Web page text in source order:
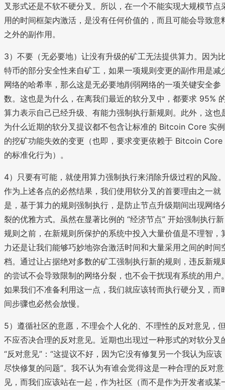
叉形式还是不软不硬分叉。所以，在一个不能实现大规模节点
用的时间框架内激活，是没有任何价值的，而且可能会导致意
之外的副作用。
3）不要（无必要地）让没有升级的矿工无法提供算力。因为
特币的部分安全性来自矿工，如果一项规则变更的副作用是减
网络的哈希率，那么这是无必要地削弱网络的一项关键安全参
数。这也是为什么，在离我们最近的软分叉中，都要求 95%
算力表示自己已经升级、有能力强制执行新规则。此外，这也
为什么近期的软分叉提议都不包含让标准的 Bitcoin Core 实例
的挖矿功能失效的变更（也即，要求变更依赖于 Bitcoin Core
的标准化行为）。
4）只要有可能，就使用算力强制执行来消除升级过程的风险
作为上述各点的必然结果，我们使用软分叉的首要理由之一就
是，基于算力的规则强制执行，是防止节点升级期间出现网络
裂的优雅方式。虽然在显著比例的 “经济节点” 开始强制执行新
规则之前，在新规则所保护的系统中投入大量价值是不理智，
力还是让我们能够巧妙地弥合激活时间和大量采用之间的时间
档。通过让占据绝对多数的矿工强制执行新的规则，违反新规
的尝试不会导致限制的网络分裂，也不会干扰现有系统的用户
如果我们不准备利用这一点，我们就应该转而执行硬分叉，而
间步骤也必然会放慢。
5）遵循社区的意愿，不理会个人化的、不理性的反对意见，
不应否决合理的反对意见。近期也出现过一种形式的对软分叉
“反对意见”：“这提议不好，因为它没有修复另一个我认为应该
尽快修复的问题”。我不认为有谁会觉得这是一种合理的反对意
见，而我们应该站在一起，作为社区（而不是作为开发者或某